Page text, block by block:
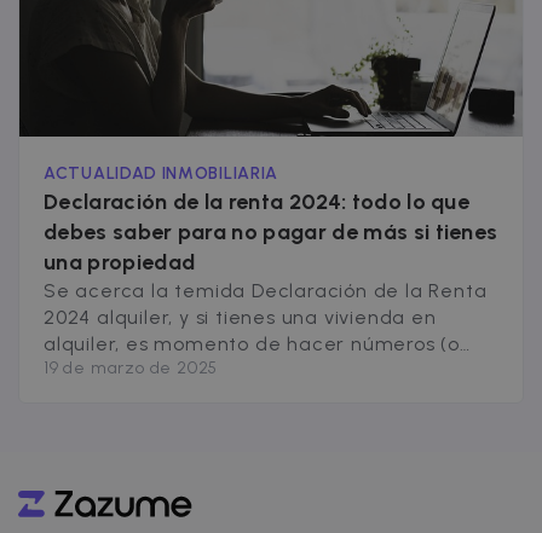
ACTUALIDAD INMOBILIARIA
Declaración de la renta 2024: todo lo que
debes saber para no pagar de más si tienes
una propiedad
Se acerca la temida Declaración de la Renta
2024 alquiler, y si tienes una vivienda en
alquiler, es momento de hacer números (o
mejor dicho, cuadrarlos bien) para que
19 de marzo de 2025